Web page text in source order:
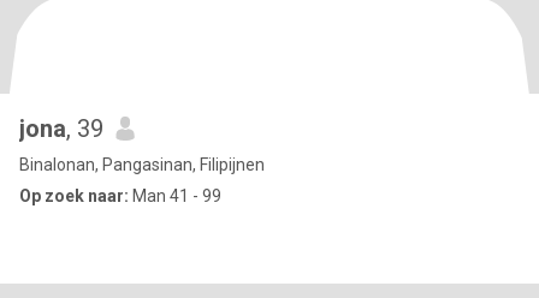
jona, 39
Binalonan, Pangasinan, Filipijnen
Op zoek naar: Man 41 - 99